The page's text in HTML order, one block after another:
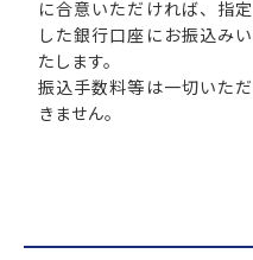
に合意いただければ、指定
した銀行口座にお振込みい
たします。
振込手数料等は一切いただ
きません。